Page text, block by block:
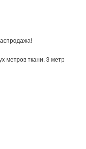
метров ткани, 3 метр